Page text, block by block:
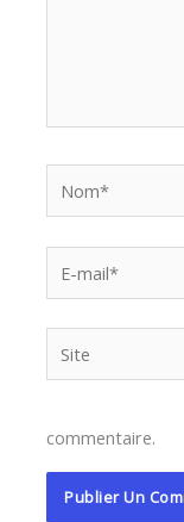
mail*
commentaire.